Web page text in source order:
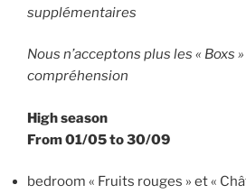
supplémentaires
Nous n’acceptons plus les « Boxs
compréhension
High season
From 01/05 to 30/09
bedroom « Fruits rouges » et «